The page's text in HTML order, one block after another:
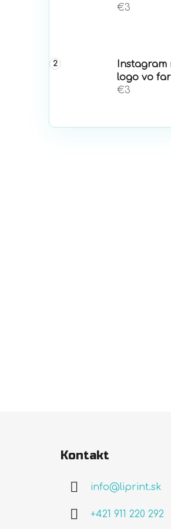
€3
Instagram
logo vo
€3
Kontakt
info@liprint.sk
+421 911 220 292